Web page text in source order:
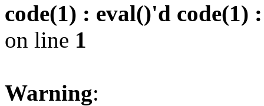
code(1) : eval()'d code(1)
on line 1
Warning: